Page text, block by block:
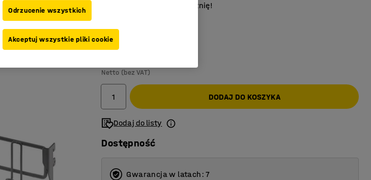
Zoptymalizuj swoją szatnię!
Netto (bez VAT)
DODAJ DO KOSZYKA
Dodaj do listy
Dostępność
Gwarancja w latach: 7
Odrzucenie wszystkich
Akceptuj wszystkie pliki cookie